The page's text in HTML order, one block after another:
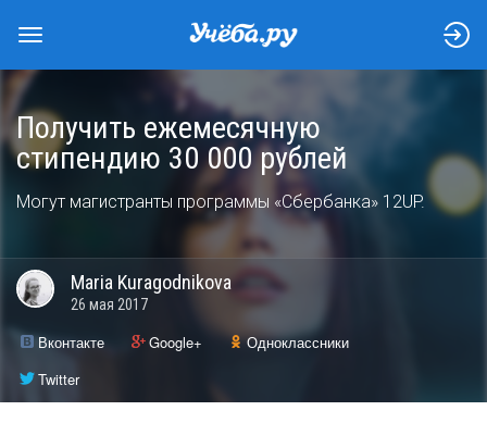
Получить ежемесячную
стипендию 30 000 рублей
Могут магистранты программы «Сбербанка» 12UP.
Maria Kuragodnikova
26 мая 2017
Вконтакте Google+
Одноклассники
Twitter